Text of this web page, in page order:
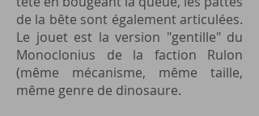
de la bête sont également articulées.
Le jouet est la version "gentille" du
Monoclonius de la faction Rulon
(même mécanisme, même taille,
même genre de dinosaure.